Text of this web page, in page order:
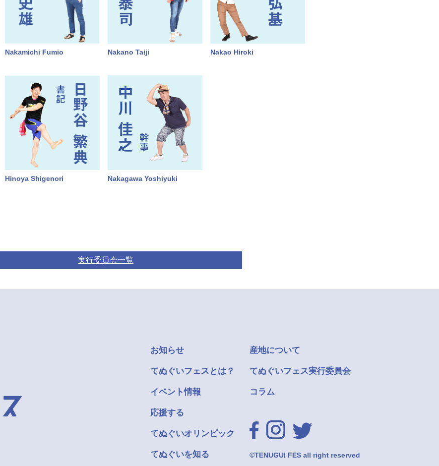
Nakamichi Fumio Nakano Taiji Nakao Hiroki
Hinoya Shigenori Nakagawa Yoshiyuki
実行委員会一覧
お知らせ
てぬぐいフェスとは？
イベント情報
応援する
てぬぐいオリンピック
てぬぐいを知る
産地について
てぬぐいフェス実行委員会
コラム
©TENUGUI FES all right reserved